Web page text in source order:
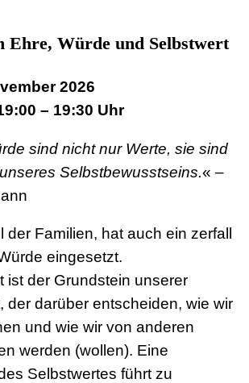
Ehre, Würde und Selbstwert
2026
– 19:30 Uhr
sind nicht nur Werte, sie sind
Selbstbewusstseins.« –
der Familien, hat auch ein zerfall
eingesetzt.
ist der Grundstein unserer
der darüber entscheiden, wie wir
und wie wir von anderen
werden (wollen). Eine
Selbstwertes führt zu